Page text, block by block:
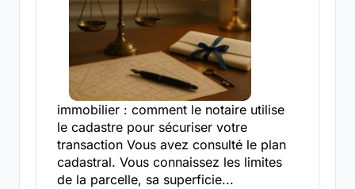
immobilier : comment le notaire utilise
le cadastre pour sécuriser votre
transaction Vous avez consulté le plan
cadastral. Vous connaissez les limites
de la parcelle, sa superficie...